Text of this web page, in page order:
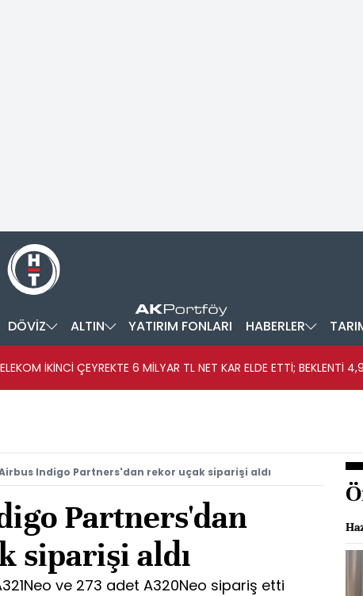
DÖVİZ ALTIN YATIRIM FONLARI HABERLER
İKİNCİ ÇEYREKTE 6 MİLYAR TL NET KAR ELDE ETTİ; BEKLENTİ
Indigo Partners'dan rekor uçak siparişi aldı
Partners'dan
siparişi aldı
ve 273 adet A320Neo sipariş etti